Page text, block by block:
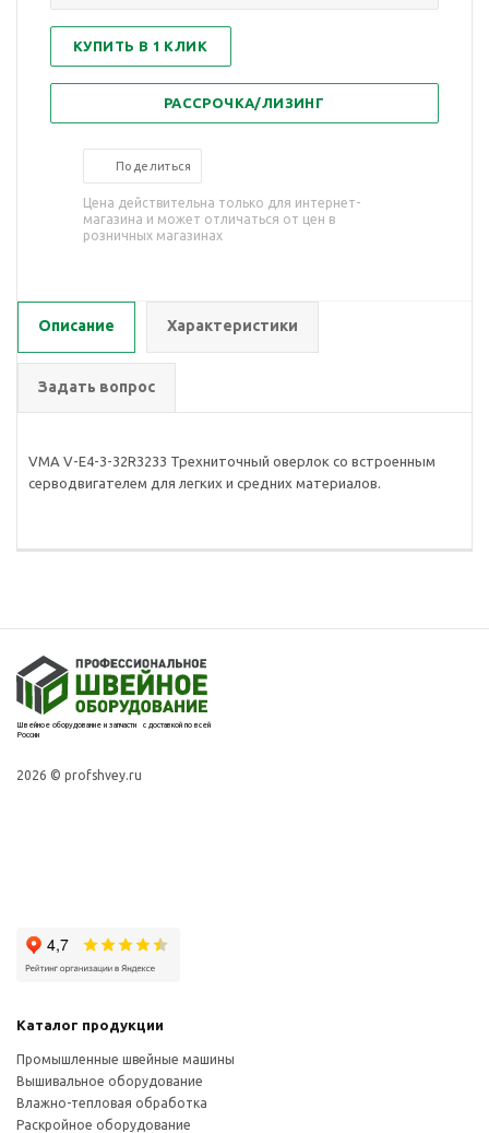
КУПИТЬ В 1 КЛИК
РАССРОЧКА/ЛИЗИНГ
Поделиться
Цена действительна только для интернет-
магазина и может отличаться от цен в
розничных магазинах
Описание Характеристики
Задать вопрос
VMA V-E4-3-32R3233 Трехниточный оверлок со встроенным
серводвигателем для легких и средних материалов.
Швейное оборудование и запчасти с доставкой по всей
России
2026 © profshvey.ru
Каталог продукции
Промышленные швейные машины
Вышивальное оборудование
Влажно-тепловая обработка
Раскройное оборудование